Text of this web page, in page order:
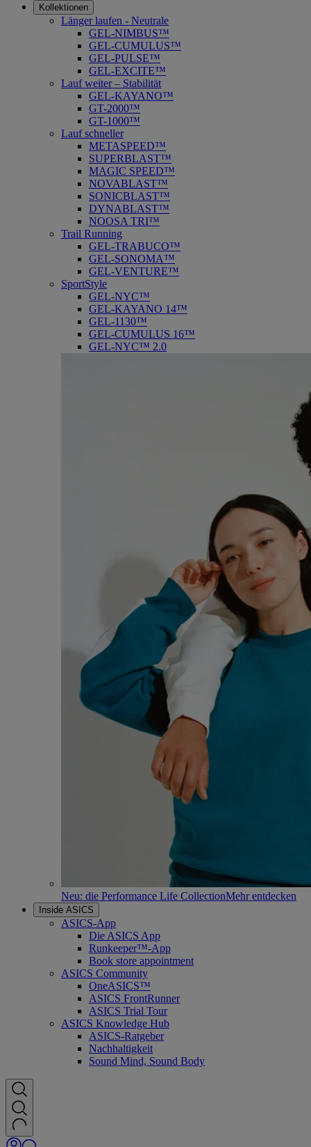
Kollektionen
Länger laufen - Neutrale
GEL-NIMBUS™
GEL-CUMULUS™
GEL-PULSE™
GEL-EXCITE™
Lauf weiter – Stabilität
GEL-KAYANO™
GT-2000™
GT-1000™
Lauf schneller
METASPEED™
SUPERBLAST™
MAGIC SPEED™
NOVABLAST™
SONICBLAST™
DYNABLAST™
NOOSA TRI™
Trail Running
GEL-TRABUCO™
GEL-SONOMA™
GEL-VENTURE™
SportStyle
GEL-NYC™
GEL-KAYANO 14™
GEL-1130™
GEL-CUMULUS 16™
GEL-NYC™ 2.0
Neu: die Performance Life CollectionMehr entdecken
Inside ASICS
ASICS-App
Die ASICS App
Runkeeper™-App
Book store appointment
ASICS Community
OneASICS™
ASICS FrontRunner
ASICS Trial Tour
ASICS Knowledge Hub
ASICS-Ratgeber
Nachhaltigkeit
Sound Mind, Sound Body